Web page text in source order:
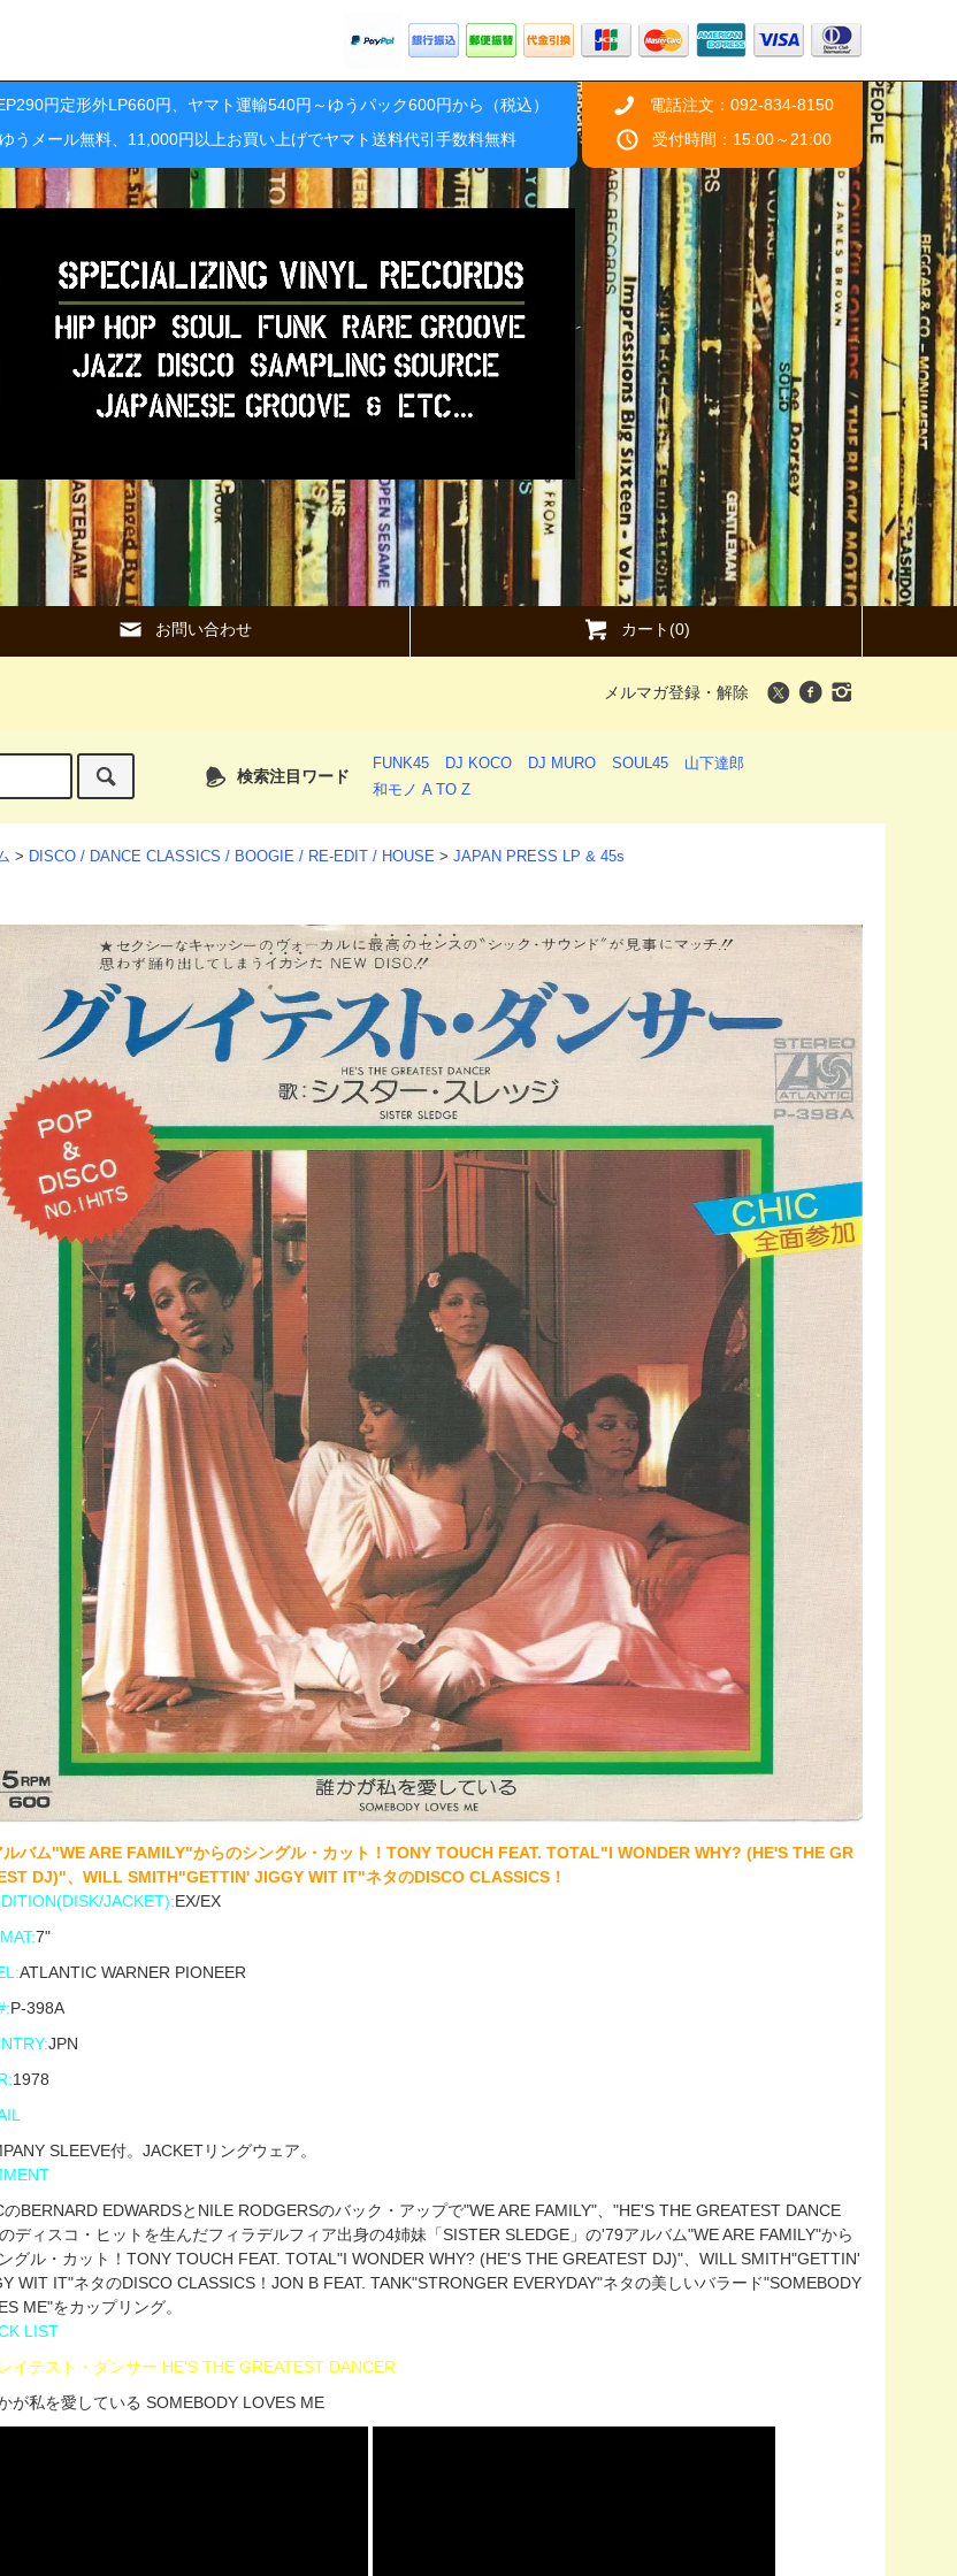
円定形外LP660円、ヤマト運輸540円～ゆうパック600円から（税込）
うメール無料、11,000円以上お買い上げでヤマト送料代引手数料無料
電話注文：092-834-8150
受付時間：15:00～21:00
お問い合わせ カート(0)
メルマガ登録・解除
検索注目ワード
FUNK45 DJ KOCO DJ MURO SOUL45
山下達郎
和モノ A TO Z
> DISCO / DANCE CLASSICS / BOOGIE / RE-EDIT / HOUSE > JAPAN PRESS LP & 45s
バム"WE ARE FAMILY"からのシングル・カット！TONY TOUCH FEAT. TOTAL"I WONDER WHY? (HE'S THE GR
DJ)"、WILL SMITH"GETTIN' JIGGY WIT IT"ネタのDISCO CLASSICS！
JACKET):EX/EX
7"
ATLANTIC WARNER PIONEER
P-398A
JPN
1978
SLEEVE付。JACKETリングウェア。
のBERNARD EDWARDSとNILE RODGERSのバック・アップで"WE ARE FAMILY"、"HE'S THE GREATEST DANCE
ディスコ・ヒットを生んだフィラデルフィア出身の4姉妹「SISTER SLEDGE」の'79アルバム"WE ARE FAMILY"から
グル・カット！TONY TOUCH FEAT. TOTAL"I WONDER WHY? (HE'S THE GREATEST DJ)"、WILL SMITH"GETTIN'
WIT IT"ネタのDISCO CLASSICS！JON B FEAT. TANK"STRONGER EVERYDAY"ネタの美しいバラード"SOMEBODY
ME"をカップリング。
LIST
イテスト・ダンサー HE'S THE GREATEST DANCER
が私を愛している SOMEBODY LOVES ME